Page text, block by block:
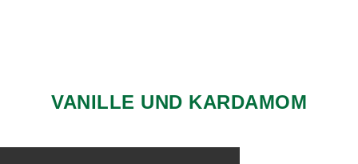
VANILLE UND KARDAMOM